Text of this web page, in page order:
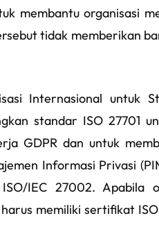
membantu organisasi
tidak memberikan
Internasional untuk
standar ISO 27701
GDPR dan untuk
Informasi Privasi
IEC 27002. Apabila
memiliki sertifikat